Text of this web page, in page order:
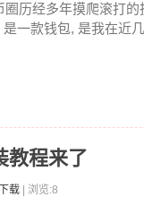
圈历经多年摸爬滚打
是一款钱包, 是我在近
教程来了
载 | 浏览:8